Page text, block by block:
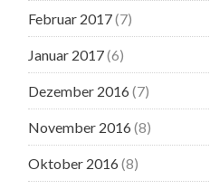
Februar 2017(7)
Januar 2017(6)
Dezember 2016 (7)
November 2016 (8)
Oktober 2016 (8)